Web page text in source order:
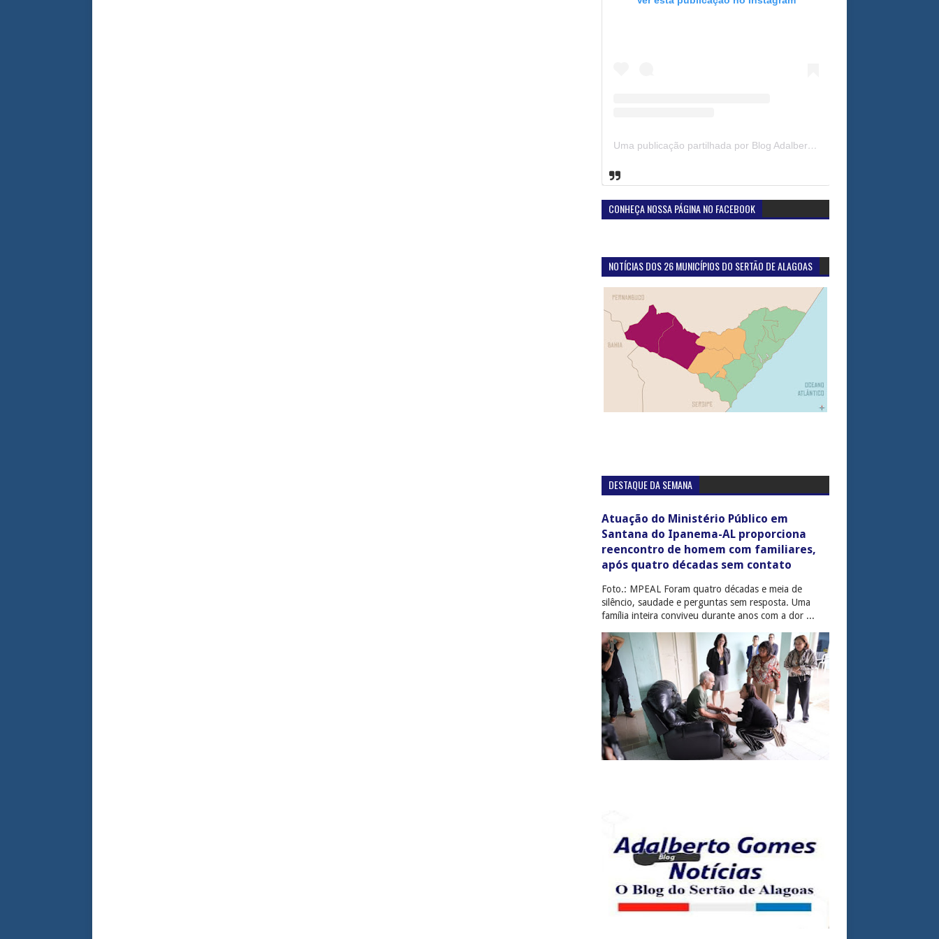
Uma publicação partilhada por Blog Adalberto Gomes Noticias (@blogadalbertogomesnoticiass)
CONHEÇA NOSSA PÁGINA NO FACEBOOK
NOTÍCIAS DOS 26 MUNICÍPIOS DO SERTÃO DE ALAGOAS
DESTAQUE DA SEMANA
Atuação do Ministério Público em
Santana do Ipanema-AL proporciona
reencontro de homem com familiares,
após quatro décadas sem contato
Foto.: MPEAL Foram quatro décadas e meia de
silêncio, saudade e perguntas sem resposta. Uma
família inteira conviveu durante anos com a dor ...